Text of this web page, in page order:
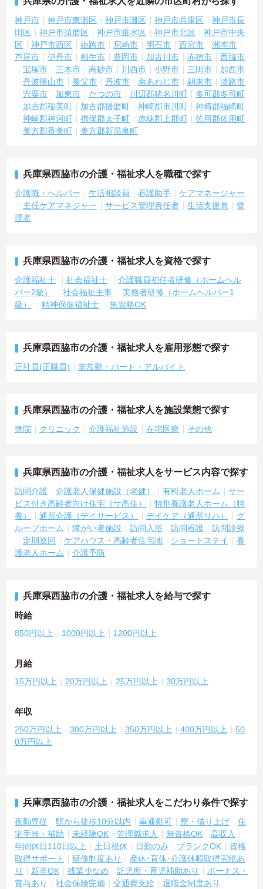
神戸市 神戸市東灘区 神戸市灘区 神戸市兵庫区
神戸市長
田区
神戸市須磨区 神戸市垂水区 神戸市北区
神戸市中央
区
神戸市西区 姫路市 尼崎市 明石市 西宮市
洲本市
芦屋市
伊丹市 相生市 豊岡市 加古川市 赤穂市
西脇市
宝塚市
三木市 高砂市 川西市 小野市 三田市
加西市
丹波篠山市
養父市 丹波市 南あわじ市 朝来市
淡路市
宍粟市
加東市 たつの市 川辺郡猪名川町
多可郡多可町
加古郡稲美町
加古郡播磨町 神崎郡市川町
神崎郡福崎町
神崎郡神河町
揖保郡太子町 赤穂郡上郡町
佐用郡佐用町
美方郡香美町
美方郡新温泉町
兵庫県西脇市の介護・福祉求人を職種で探す
介護職・ヘルパー 生活相談員 看護助手
ケアマネージャー
主任ケアマネジャー
サービス管理責任者 生活支援員
管
理者
兵庫県西脇市の介護・福祉求人を資格で探す
介護福祉士 社会福祉士
介護職員初任者研修（ホームヘル
パー2級）
社会福祉主事
実務者研修（ホームヘルパー1
級）
精神保健福祉士 無資格OK
兵庫県西脇市の介護・福祉求人を雇用形態で探す
正社員(正職員) 非常勤・パート・アルバイト
兵庫県西脇市の介護・福祉求人を施設業態で探す
病院 クリニック 介護福祉施設 在宅医療 その他
兵庫県西脇市の介護・福祉求人をサービス内容で探す
訪問介護 介護老人保健施設（老健） 有料老人ホーム
サー
ビス付き高齢者向け住宅（サ高住）
特別養護老人ホーム（特
養）
通所介護（デイサービス） デイケア（通所リハ）
グ
ループホーム
障がい者施設 訪問入浴 訪問看護
訪問診療
定期巡回
ケアハウス・高齢者住宅地 ショートステイ
養
護老人ホーム
介護予防
兵庫県西脇市の介護・福祉求人を給与で探す
時給
850円以上 1000円以上 1200円以上
月給
15万円以上 20万円以上 25万円以上 30万円以上
年収
250万円以上 300万円以上 350万円以上 400万円以上
50
0万円以上
兵庫県西脇市の介護・福祉求人をこだわり条件で探す
夜勤専従 駅から徒歩10分以内 車通勤可 寮・借り上げ
住
宅手当・補助
未経験OK 管理職求人 無資格OK
高収入
年間休日110日以上
土日祝休 日勤のみ ブランクOK
資格
取得サポート
研修制度あり
産休･育休･介護休暇取得実績あ
り
新卒OK 残業少なめ 託児所・育児補助あり
ボーナス・
賞与あり
社会保険完備 交通費支給 退職金制度あり